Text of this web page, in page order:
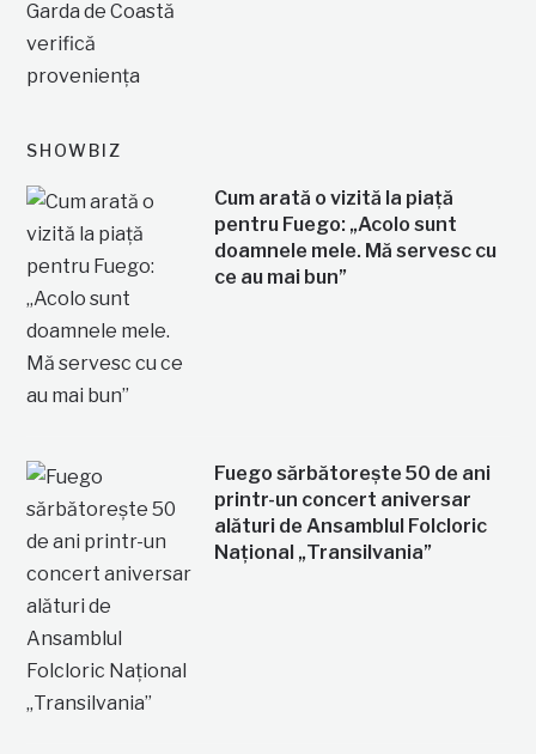
SHOWBIZ
Cum arată o vizită la piață
pentru Fuego: „Acolo sunt
doamnele mele. Mă servesc cu
ce au mai bun”
Fuego sărbătorește 50 de ani
printr-un concert aniversar
alături de Ansamblul Folcloric
Național „Transilvania”